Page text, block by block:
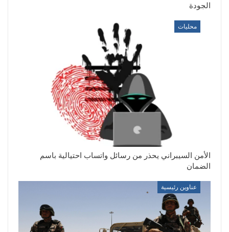
الجودة
محليات
الأمن السيبراني يحذر من رسائل واتساب احتيالية باسم
الضمان
عناوين رئيسية